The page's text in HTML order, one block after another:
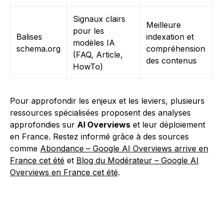
Balises
schema.org
Signaux clairs
pour les
modèles IA
(FAQ, Article,
HowTo)
Meilleure
indexation et
compréhension
des contenus
Pour approfondir les enjeux et les leviers, plusieurs
ressources spécialisées proposent des analyses
approfondies sur AI Overviews et leur déploiement
en France. Restez informé grâce à des sources
comme Abondance – Google AI Overviews arrive en
France cet été et Blog du Modérateur – Google AI
Overviews en France cet été.